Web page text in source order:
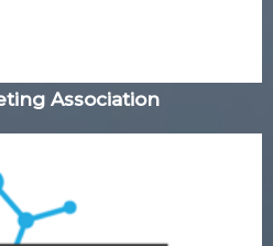
Association